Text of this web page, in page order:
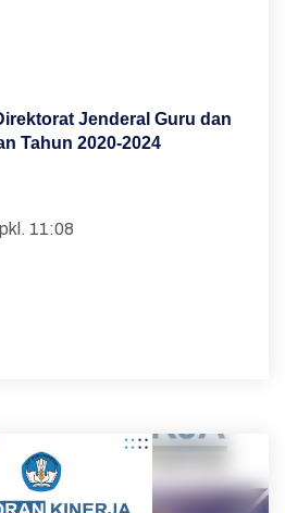
Jenderal Guru dan
Tahun 2020-2024
11:08